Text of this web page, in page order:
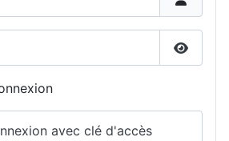
avec clé d'accès